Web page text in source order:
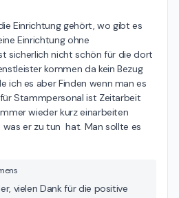
Einrichtung gehört, wo gibt es
Einrichtung ohne
sicherlich nicht schön für die dort
kommen da kein Bezug
ich es aber Finden wenn man es
Stammpersonal ist Zeitarbeit
wieder kurz einarbeiten
er zu tun  hat. Man sollte es
vielen Dank für die positive